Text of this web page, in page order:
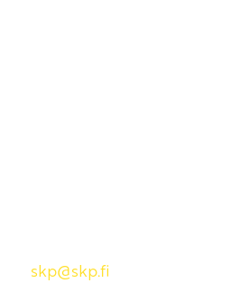
skp@skp.fi